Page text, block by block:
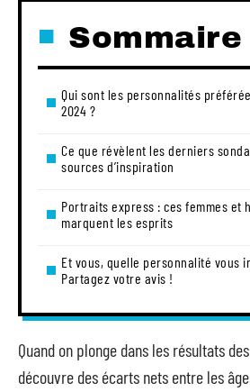
Sommaire
Qui sont les personnalités
2024 ?
Ce que révèlent les derniers
sources d’inspiration
Portraits express : ces femmes et
marquent les esprits
Et vous, quelle personnalité vous
Partagez votre avis !
Quand on plonge dans les résultats
découvre des écarts nets entre les